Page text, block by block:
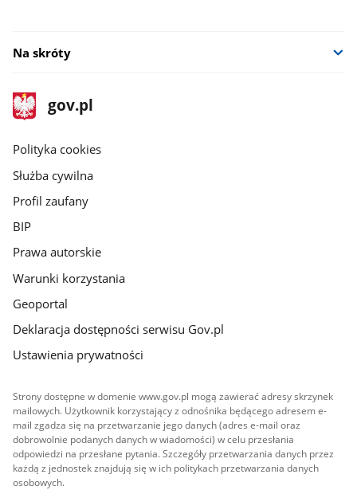
Na skróty
stopka
gov.pl
Strona
gov.pl
gov.pl
Polityka cookies
Służba cywilna
Profil zaufany
BIP
Prawa autorskie
Warunki korzystania
Geoportal
Deklaracja dostępności serwisu Gov.pl
Ustawienia prywatności
Strony dostępne w domenie www.gov.pl mogą zawierać adresy skrzynek
mailowych. Użytkownik korzystający z odnośnika będącego adresem e-
mail zgadza się na przetwarzanie jego danych (adres e-mail oraz
dobrowolnie podanych danych w wiadomości) w celu przesłania
odpowiedzi na przesłane pytania. Szczegóły przetwarzania danych przez
każdą z jednostek znajdują się w ich politykach przetwarzania danych
osobowych.